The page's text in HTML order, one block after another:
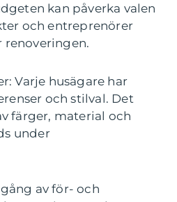
kan påverka valen
och entreprenörer
renoveringen.
Varje husägare har
och stilval. Det
färger, material och
under
av för- och